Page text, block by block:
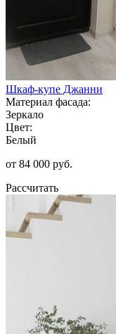
Шкаф-купе Джанни
Материал фасада:
Зеркало
Цвет:
Белый
от 84 000 руб.
Рассчитать